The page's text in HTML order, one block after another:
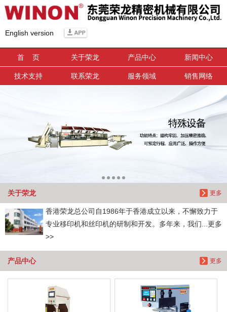
English version
首 页 关于荣龙 产品中心 新闻中心
技术支持 联系荣龙 服务领域 销售网络
更多
关于荣龙
香港荣龙总公司自1986年于香港成立以来，不懈致力于
专业移印机和丝印机的研制和开发。多年来，我们...更多
>>
更多
产品中心
信息搜索
搜索